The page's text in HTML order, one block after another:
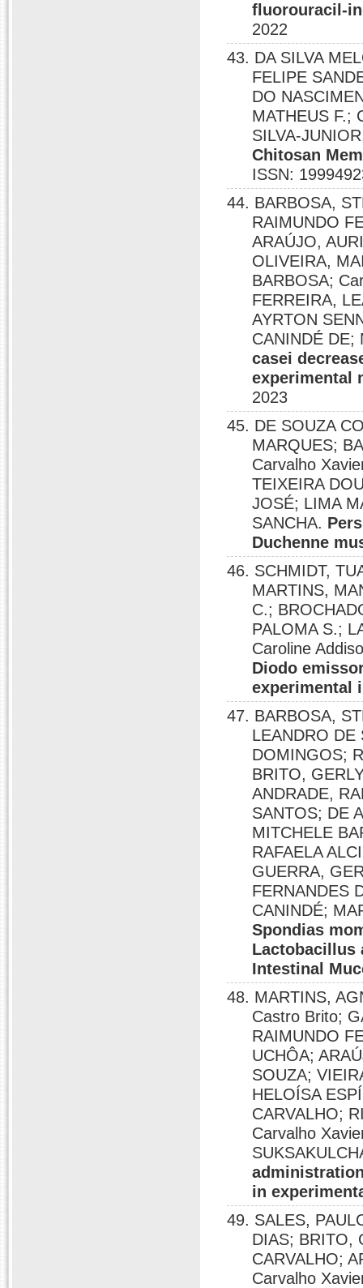
fluorouracil-
2022
43. DA SILVA
FELIPE
DO
MATHEUS F.;
SILVA-
Chitosan
ISSN:
44. BARBOSA,
RAIMUNDO
ARAÚJO,
OLIVEIRA,
BARBOSA;
FERREIRA,
AYRTON
CANINDÉ DE;
casei
experimental
2023
45. DE SOUZA
MARQUES;
Carvalho
TEIXEIRA
JOSÉ; LIMA
SANCHA.
Duchenne
46. SCHMIDT,
MARTINS,
C.;
PALOMA S.;
Caroline
Diodo
experimental
47. BARBOSA,
LEANDRO DE
DOMINGOS;
BRITO,
ANDRADE,
SANTOS; DE
MITCHELE
RAFAELA
GUERRA,
FERNANDES
CANINDÉ;
Spondias
Lactobacillus
Intestinal
48. MARTINS,
Castro Brito;
RAIMUNDO
UCHÔA;
SOUZA;
HELOÍSA
CARVALHO;
Carvalho
in
49. SALES,
DIAS; BRITO,
CARVALHO;
Carvalho